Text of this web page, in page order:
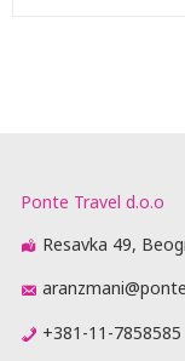
Ponte Travel d.o.o
Resavka 49,
+381-11-7858585